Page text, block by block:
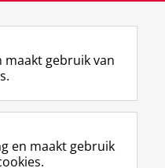
F
a
e
L
i
k
R
S
-
I
n
t
Y
o
T
maakt gebruik van
en maakt gebruik